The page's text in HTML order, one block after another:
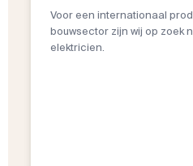
Voor een internationaal
bouwsector zijn wij op zoek
elektricien.